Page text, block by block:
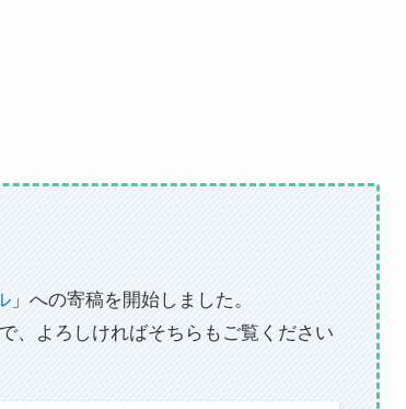
」への寄稿を開始しました。
、よろしければそちらもご覧ください